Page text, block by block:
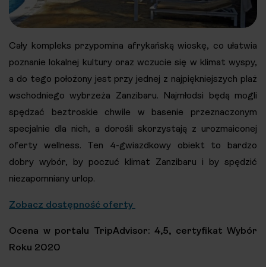
Cały kompleks przypomina afrykańską wioskę, co ułatwia
poznanie lokalnej kultury oraz wczucie się w klimat wyspy,
a do tego położony jest przy jednej z najpiękniejszych plaż
wschodniego wybrzeża Zanzibaru. Najmłodsi będą mogli
spędzać beztroskie chwile w basenie przeznaczonym
specjalnie dla nich, a dorośli skorzystają z urozmaiconej
oferty wellness. Ten 4-gwiazdkowy obiekt to bardzo
dobry wybór, by poczuć klimat Zanzibaru i by spędzić
niezapomniany urlop.
Zobacz dostępność oferty
Ocena w portalu TripAdvisor: 4,5, certyfikat Wybór
Roku 2020